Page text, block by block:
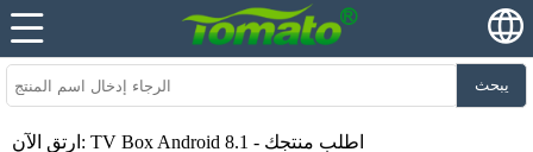
يبحث
ارتق الآن: TV Box Android 8.1 - اطلب منتجك